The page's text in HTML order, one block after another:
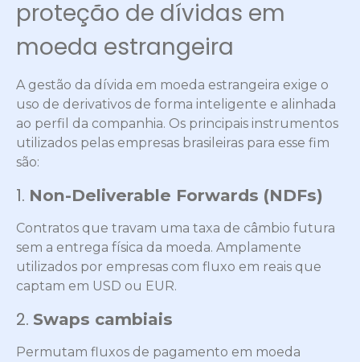
proteção de dívidas em
moeda estrangeira
A gestão da dívida em moeda estrangeira exige o
uso de derivativos de forma inteligente e alinhada
ao perfil da companhia. Os principais instrumentos
utilizados pelas empresas brasileiras para esse fim
são:
1. Non-Deliverable Forwards (NDFs)
Contratos que travam uma taxa de câmbio futura
sem a entrega física da moeda. Amplamente
utilizados por empresas com fluxo em reais que
captam em USD ou EUR.
2. Swaps cambiais
Permutam fluxos de pagamento em moeda